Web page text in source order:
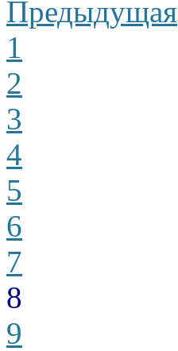
Предыдущая
1
2
3
4
5
6
7
8
9